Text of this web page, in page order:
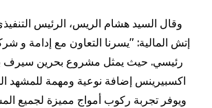
وقال السيد هشام الريس، الرئيس
إتش المالية: "يسرنا التعاون مع إدامة و
رئيسي. حيث يمثل مشروع بحرين سيرف
اكسبيرينس إضافة نوعية ومهمة للمشهد
ويوفر تجربة ركوب أمواج مميزة لجميع